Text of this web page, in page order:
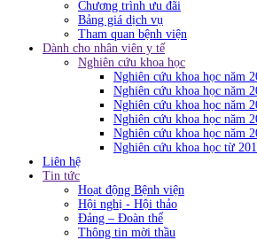
Chương trình ưu đãi
Bảng giá dịch vụ
Tham quan bệnh viện
Dành cho nhân viên y tế
Nghiên cứu khoa học
Nghiên cứu khoa học năm
Nghiên cứu khoa học năm
Nghiên cứu khoa học năm
Nghiên cứu khoa học năm
Nghiên cứu khoa học năm
Nghiên cứu khoa học từ
Liên hệ
Tin tức
Hoạt động Bệnh viện
Hội nghị - Hội thảo
Đảng – Đoàn thể
Thông tin mời thầu